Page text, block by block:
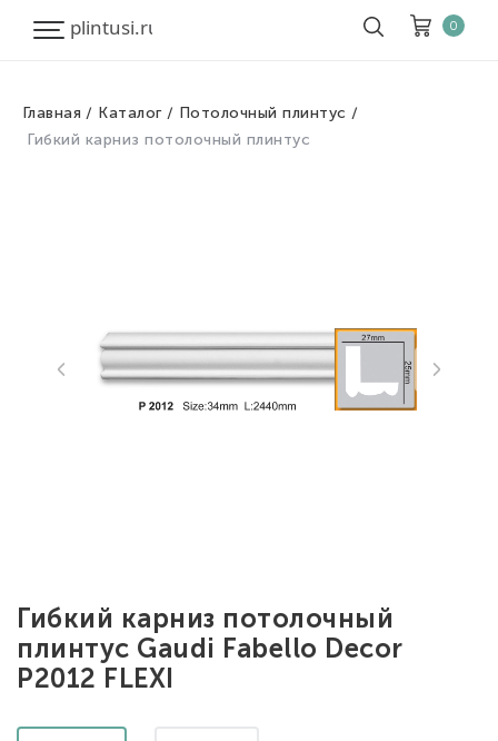
Корзина
0
Главная Каталог
Потолочный плинтус
Гибкий карниз потолочный плинтус
Гибкий карниз потолочный
плинтус Gaudi Fabello Decor
P2012 FLEXI